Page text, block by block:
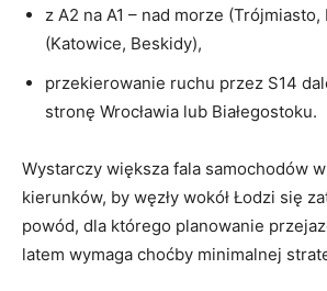
z A2 na A1 – nad morze (Trójmiasto,
(Katowice, Beskidy),
przekierowanie ruchu przez S14
stronę Wrocławia lub Białegostoku.
Wystarczy większa fala samochodów
kierunków, by węzły wokół Łodzi się
powód, dla którego planowanie
latem wymaga choćby minimalnej